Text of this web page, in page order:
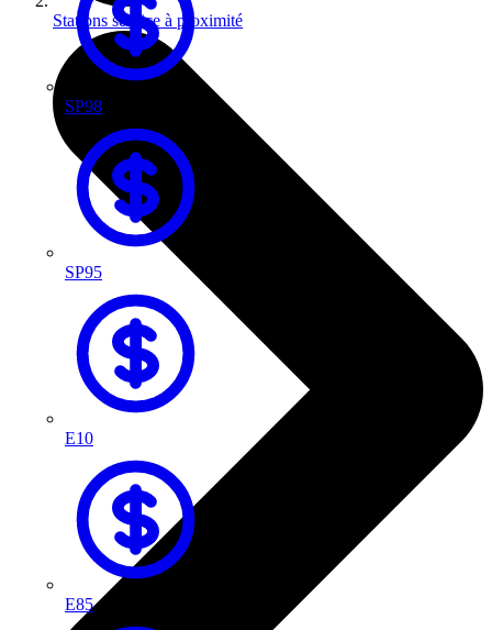
SP98
SP95
E10
E85
Stations service à proximité